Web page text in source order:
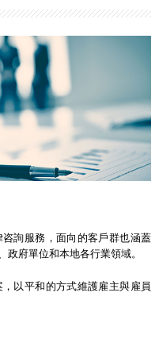
詢服務，面向的客戶群也涵蓋
府單位和本地各行業領域。
以平和的方式維護雇主與雇員